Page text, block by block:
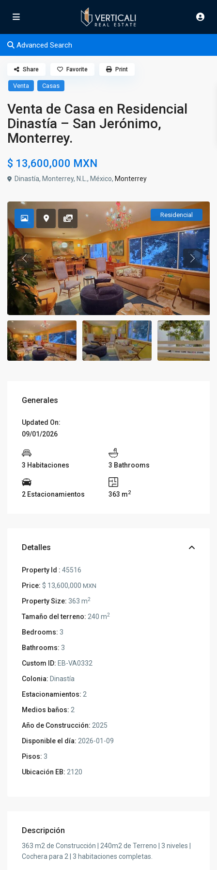
Advanced Search
Venta Casas
Venta de Casa en Residencial
Dinastía – San Jerónimo,
Monterrey.
$ 13,600,000 MXN
Dinastía, Monterrey, N.L., México, Monterrey
Share Favorite Print
Residencial
Generales
Updated On:
09/01/2026
3 Habitaciones 3 Bathrooms
2 Estacionamientos 363 m2
Detalles
Property Id : 45516
Price: $ 13,600,000MXN
Property Size: 363 m2
Tamaño del terreno: 240 m2
Bedrooms: 3
Bathrooms: 3
Custom ID: EB-VA0332
Colonia: Dinastía
Estacionamientos: 2
Medios baños: 2
Año de Construcción: 2025
Disponible el día: 2026-01-09
Pisos: 3
Ubicación EB: 2120
Descripción
363 m2 de Construcción | 240m2 de Terreno | 3 niveles |
Cochera para 2 | 3 habitaciones completas.